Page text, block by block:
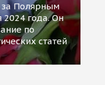
за Полярным
2024 года. Он
по
статей